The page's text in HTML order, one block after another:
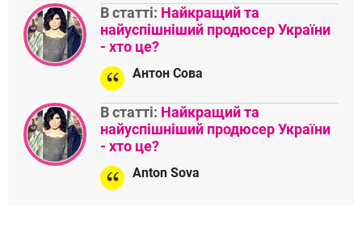
В статті: Найкращий та
найуспішніший продюсер України
- хто це?
Антон Сова
В статті: Найкращий та
найуспішніший продюсер України
- хто це?
Anton Sova